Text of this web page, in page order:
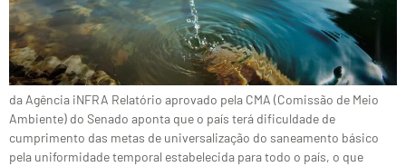
da Agência iNFRA Relatório aprovado pela CMA (Comissão de Meio
Ambiente) do Senado aponta que o país terá dificuldade de
cumprimento das metas de universalização do saneamento básico
pela uniformidade temporal estabelecida para todo o país, o que